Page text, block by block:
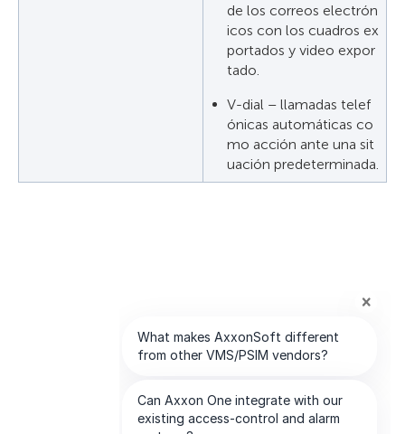
de los correos electrón
icos con los cuadros ex
portados y video expor
tado.
V-dial – llamadas telef
ónicas automáticas co
mo acción ante una sit
uación predeterminada.